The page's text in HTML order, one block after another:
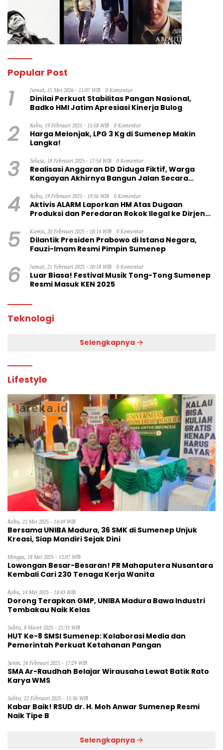
Popular Post
1 Jumat, 15 Mei 2026 - 11:07 WIB 0 Komentar
Dinilai Perkuat Stabilitas Pangan Nasional,
Badko HMI Jatim Apresiasi Kinerja Bulog
2 Rabu, 19 Februari 2025 - 15:58 WIB 0 Komentar
Harga Melonjak, LPG 3 Kg di Sumenep Makin
Langka!
3 Selasa, 18 Februari 2025 - 17:54 WIB 0 Komentar
Realisasi Anggaran DD Diduga Fiktif, Warga
Kangayan Akhirnya Bangun Jalan Secara
4 Rabu, 19 Februari 2025 - 19:56 WIB 0 Komentar
Aktivis ALARM Laporkan HM Atas Dugaan
Produksi dan Peredaran Rokok Ilegal ke Dirjen
5 Kamis, 20 Februari 2025 - 10:14 WIB 0 Komentar
Dilantik Presiden Prabowo di Istana Negara,
Fauzi-Imam Resmi Pimpin Sumenep
6 Jumat, 21 Februari 2025 - 20:18 WIB 0 Komentar
Luar Biasa! Festival Musik Tong-Tong Sumenep
Resmi Masuk KEN 2025
Teknologi
Selengkapnya
Lifestyle
Rabu, 21 Mei 2025 - 14:49 WIB
Bersama UNIBA Madura, 36 SMK di Sumenep Unjuk
Kreasi, Siap Mandiri Sejak Dini
Minggu, 18 Mei 2025 - 13:07 WIB
Lowongan Besar-Besaran! PR Mahaputera Nusantara
Kembali Cari 230 Tenaga Kerja Wanita
Rabu, 14 Mei 2025 - 14:43 WIB
Dorong Terapkan GMP, UNIBA Madura Bawa Industri
Tembakau Naik Kelas
Sabtu, 8 Maret 2025 - 21:33 WIB
HUT Ke-8 SMSI Sumenep: Kolaborasi Media dan
Pemerintah Perkuat Ketahanan Pangan
Senin, 24 Februari 2025 - 17:29 WIB
SMA Ar-Raudhah Belajar Wirausaha Lewat Batik Rato
Karya WMS
Sabtu, 22 Februari 2025 - 11:36 WIB
Kabar Baik! RSUD dr. H. Moh Anwar Sumenep Resmi
Naik Tipe B
Selengkapnya